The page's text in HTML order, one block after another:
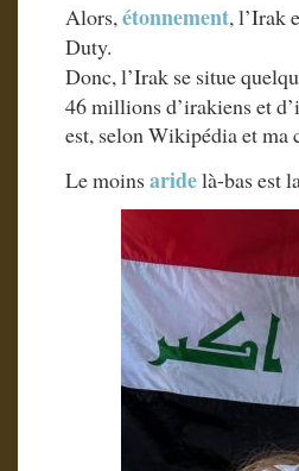
Alors,étonnement, l’Irak
Duty.
Donc, l’Irak se situe
46 millions d’irakiens et
est, selon Wikipédia et
Le moinsaridelà-bas est